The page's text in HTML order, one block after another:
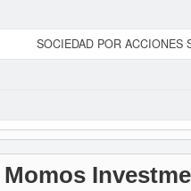
SOCIEDAD POR ACCIONES
Momos